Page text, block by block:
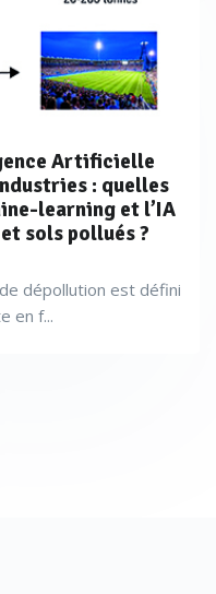
de dégradation et de
leur passage dans le
in situ sans
ou de transformation
Environnement misent
«
se mélanger à ces
phréatiques. Mais
Artificielle
: quelles
learning et l’IA
sols pollués ?
dépollution est défini
en f...